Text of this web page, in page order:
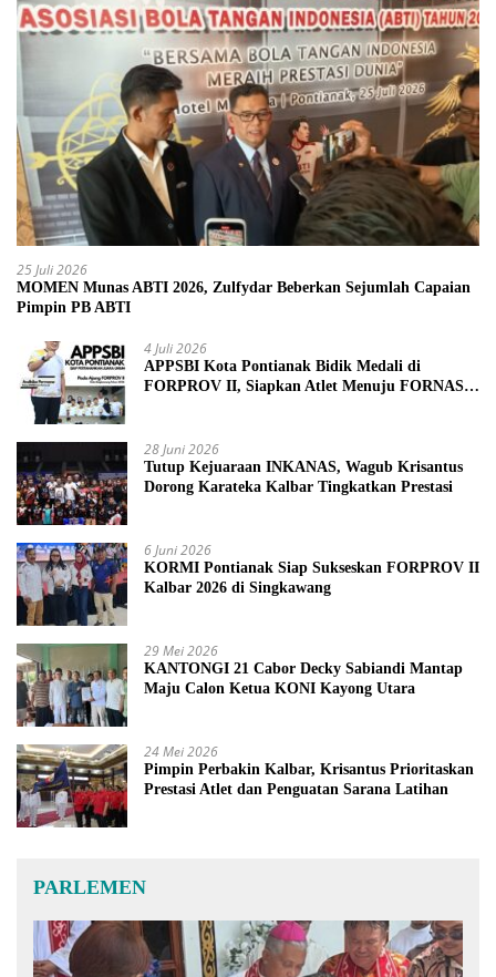
25 Juli 2026
MOMEN Munas ABTI 2026, Zulfydar Beberkan Sejumlah Capaian
Pimpin PB ABTI
4 Juli 2026
APPSBI Kota Pontianak Bidik Medali di
FORPROV II, Siapkan Atlet Menuju FORNAS
28 Juni 2026
Tutup Kejuaraan INKANAS, Wagub Krisantus
Dorong Karateka Kalbar Tingkatkan Prestasi
6 Juni 2026
KORMI Pontianak Siap Sukseskan FORPROV II
Kalbar 2026 di Singkawang
29 Mei 2026
KANTONGI 21 Cabor Decky Sabiandi Mantap
Maju Calon Ketua KONI Kayong Utara
24 Mei 2026
Pimpin Perbakin Kalbar, Krisantus Prioritaskan
Prestasi Atlet dan Penguatan Sarana Latihan
PARLEMEN